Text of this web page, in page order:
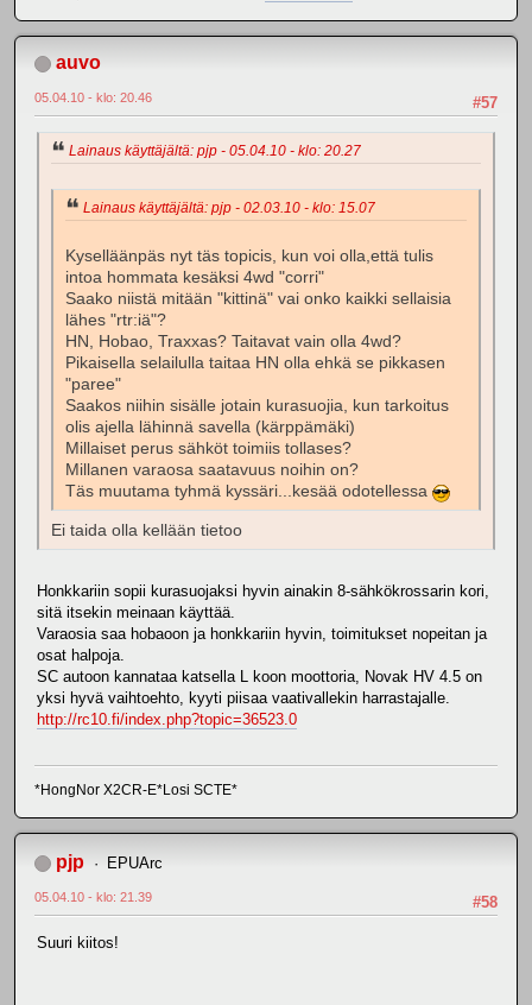
auvo
#57
05.04.10 - klo: 20.46
Lainaus käyttäjältä: pjp - 05.04.10 - klo: 20.27
Lainaus käyttäjältä: pjp - 02.03.10 - klo: 15.07
Kyselläänpäs nyt täs topicis, kun voi olla,että tulis
intoa hommata kesäksi 4wd "corri"
Saako niistä mitään "kittinä" vai onko kaikki sellaisia
lähes "rtr:iä"?
HN, Hobao, Traxxas? Taitavat vain olla 4wd?
Pikaisella selailulla taitaa HN olla ehkä se pikkasen
"paree"
Saakos niihin sisälle jotain kurasuojia, kun tarkoitus
olis ajella lähinnä savella (kärppämäki)
Millaiset perus sähköt toimiis tollases?
Millanen varaosa saatavuus noihin on?
Täs muutama tyhmä kyssäri...kesää odotellessa
Ei taida olla kellään tietoo
Honkkariin sopii kurasuojaksi hyvin ainakin 8-sähkökrossarin kori,
sitä itsekin meinaan käyttää.
Varaosia saa hobaoon ja honkkariin hyvin, toimitukset nopeitan ja
osat halpoja.
SC autoon kannataa katsella L koon moottoria, Novak HV 4.5 on
yksi hyvä vaihtoehto, kyyti piisaa vaativallekin harrastajalle.
http://rc10.fi/index.php?topic=36523.0
*HongNor X2CR-E*Losi SCTE*
pjp EPUArc
#58
05.04.10 - klo: 21.39
Suuri kiitos!